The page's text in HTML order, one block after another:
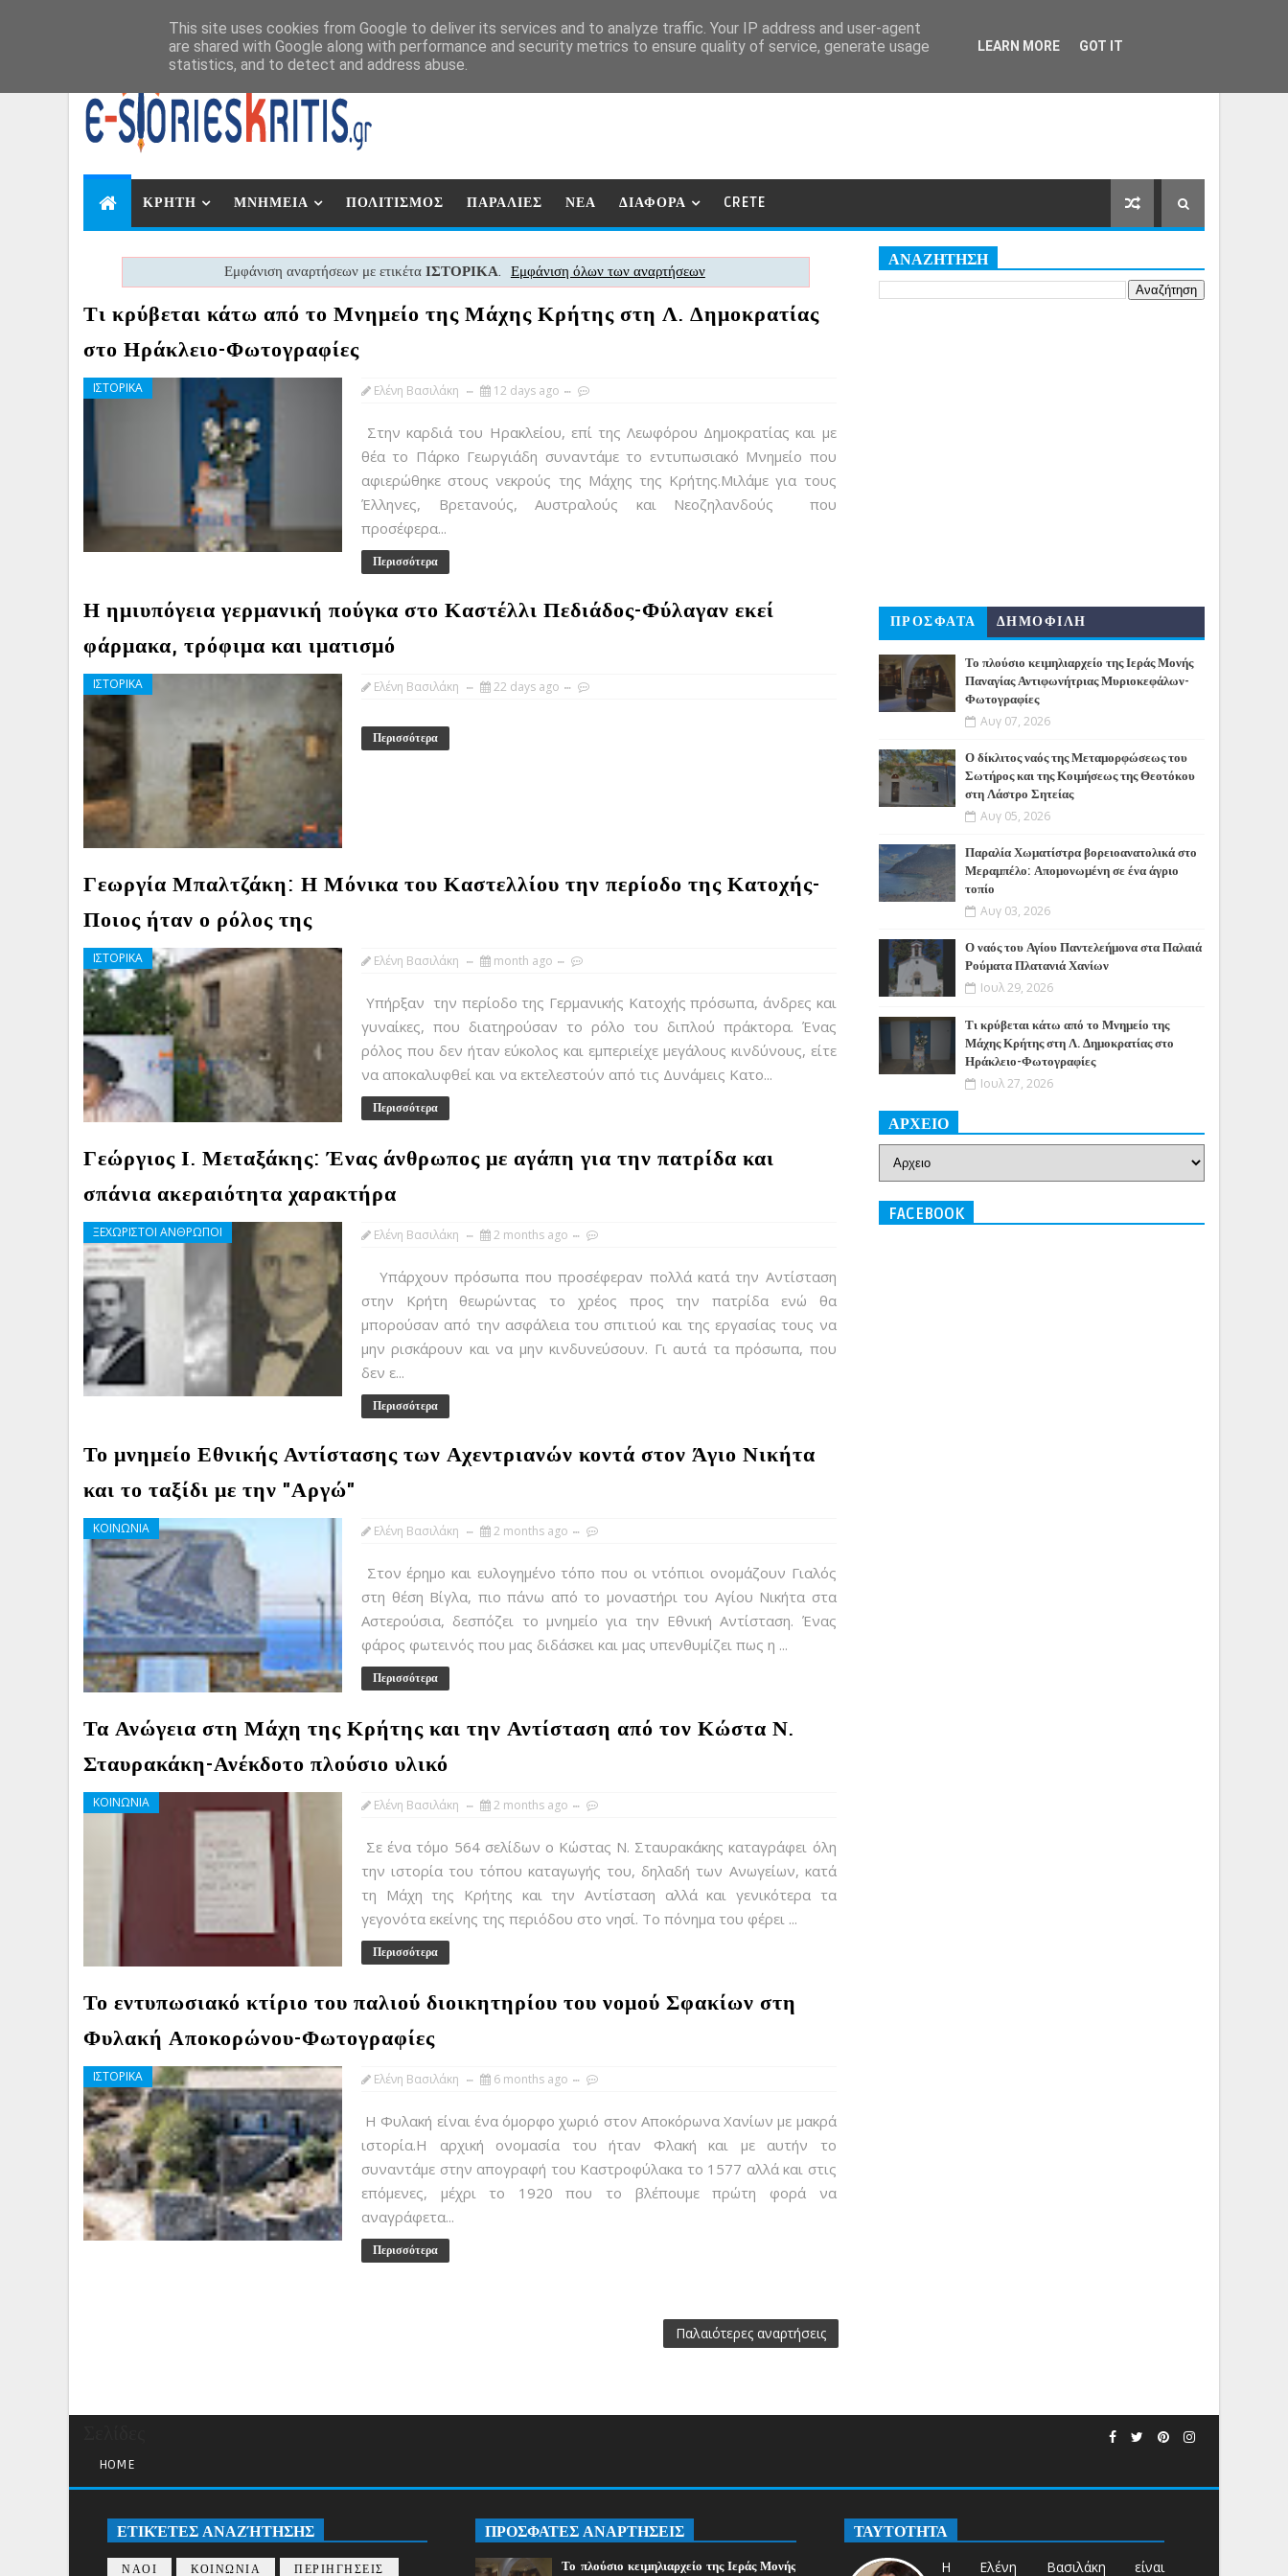
ΚΡΗΤΗ ΜΝΗΜΕΙΑ ΠΟΛΙΤΙΣΜΟΣ ΠΑΡΑΛΙΕΣ ΝΕΑ ΔΙΑΦΟΡΑ CRETE
Εμφάνιση αναρτήσεων με ετικέτα ΙΣΤΟΡΙΚΑ. Εμφάνιση όλων των αναρτήσεων
Τι κρύβεται κάτω από το Μνημείο της Μάχης Κρήτης στη Λ. Δημοκρατίας
στο Ηράκλειο-Φωτογραφίες
ΙΣΤΟΡΙΚΑ Ελένη Βασιλάκη 12 days ago
Στην καρδιά του Ηρακλείου, επί της Λεωφόρου Δημοκρατίας και με
θέα το Πάρκο Γεωργιάδη συναντάμε το εντυπωσιακό Μνημείο που
αφιερώθηκε στους νεκρούς της Μάχης της Κρήτης.Μιλάμε για τους
Έλληνες, Βρετανούς, Αυστραλούς και Νεοζηλανδούς που
προσέφερα...
Περισσότερα
Η ημιυπόγεια γερμανική πούγκα στο Καστέλλι Πεδιάδος-Φύλαγαν εκεί
φάρμακα, τρόφιμα και ιματισμό
ΙΣΤΟΡΙΚΑ Ελένη Βασιλάκη 22 days ago
Περισσότερα
Γεωργία Μπαλτζάκη: Η Μόνικα του Καστελλίου την περίοδο της Κατοχής-
Ποιος ήταν ο ρόλος της
ΙΣΤΟΡΙΚΑ Ελένη Βασιλάκη month ago
Υπήρξαν την περίοδο της Γερμανικής Κατοχής πρόσωπα, άνδρες και
γυναίκες, που διατηρούσαν το ρόλο του διπλού πράκτορα. Ένας
ρόλος που δεν ήταν εύκολος και εμπεριείχε μεγάλους κινδύνους, είτε
να αποκαλυφθεί και να εκτελεστούν από τις Δυνάμεις Κατο...
Περισσότερα
Γεώργιος Ι. Μεταξάκης: Ένας άνθρωπος με αγάπη για την πατρίδα και
σπάνια ακεραιότητα χαρακτήρα
ΞΕΧΩΡΙΣΤΟΙ ΑΝΘΡΩΠΟΙ Ελένη Βασιλάκη 2 months ago
Υπάρχουν πρόσωπα που προσέφεραν πολλά κατά την Αντίσταση
στην Κρήτη θεωρώντας το χρέος προς την πατρίδα ενώ θα
μπορούσαν από την ασφάλεια του σπιτιού και της εργασίας τους να
μην ρισκάρουν και να μην κινδυνεύσουν. Γι αυτά τα πρόσωπα, που
δεν ε...
Περισσότερα
Το μνημείο Εθνικής Αντίστασης των Αχεντριανών κοντά στον Άγιο Νικήτα
και το ταξίδι με την "Αργώ"
ΚΟΙΝΩΝΙΑ Ελένη Βασιλάκη 2 months ago
Στον έρημο και ευλογημένο τόπο που οι ντόπιοι ονομάζουν Γιαλός
στη θέση Βίγλα, πιο πάνω από το μοναστήρι του Αγίου Νικήτα στα
Αστερούσια, δεσπόζει το μνημείο για την Εθνική Αντίσταση. Ένας
φάρος φωτεινός που μας διδάσκει και μας υπενθυμίζει πως η ...
Περισσότερα
Τα Ανώγεια στη Μάχη της Κρήτης και την Αντίσταση από τον Κώστα Ν.
Σταυρακάκη-Ανέκδοτο πλούσιο υλικό
ΚΟΙΝΩΝΙΑ Ελένη Βασιλάκη 2 months ago
Σε ένα τόμο 564 σελίδων ο Κώστας Ν. Σταυρακάκης καταγράφει όλη
την ιστορία του τόπου καταγωγής του, δηλαδή των Ανωγείων, κατά
τη Μάχη της Κρήτης και την Αντίσταση αλλά και γενικότερα τα
γεγονότα εκείνης της περιόδου στο νησί. Το πόνημα του φέρει ...
Περισσότερα
Το εντυπωσιακό κτίριο του παλιού διοικητηρίου του νομού Σφακίων στη
Φυλακή Αποκορώνου-Φωτογραφίες
ΙΣΤΟΡΙΚΑ Ελένη Βασιλάκη 6 months ago
Η Φυλακή είναι ένα όμορφο χωριό στον Αποκόρωνα Χανίων με μακρά
ιστορία.Η αρχική ονομασία του ήταν Φλακή και με αυτήν το
συναντάμε στην απογραφή του Καστροφύλακα το 1577 αλλά και στις
επόμενες, μέχρι το 1920 που το βλέπουμε πρώτη φορά να
αναγράφετα...
Περισσότερα
Παλαιότερες αναρτήσεις
ΑΝΑΖΗΤΗΣΗ
ΠΡΟΣΦΑΤΑ ΔΗΜΟΦΙΛΗ
Το πλούσιο κειμηλιαρχείο της Ιεράς Μονής
Παναγίας Αντιφωνήτριας Μυριοκεφάλων-
Φωτογραφίες
Αυγ 07, 2026
Ο δίκλιτος ναός της Μεταμορφώσεως του
Σωτήρος και της Κοιμήσεως της Θεοτόκου
στη Λάστρο Σητείας
Αυγ 05, 2026
Παραλία Χωματίστρα βορειοανατολικά στο
Μεραμπέλο: Απομονωμένη σε ένα άγριο
τοπίο
Αυγ 03, 2026
Ο ναός του Αγίου Παντελεήμονα στα Παλαιά
Ρούματα Πλατανιά Χανίων
Ιουλ 29, 2026
Τι κρύβεται κάτω από το Μνημείο της
Μάχης Κρήτης στη Λ. Δημοκρατίας στο
Ηράκλειο-Φωτογραφίες
Ιουλ 27, 2026
ΑΡΧΕΙΟ
FACEBOOK
HOME
ΕΤΙΚΈΤΕΣ ΑΝΑΖΉΤΗΣΗΣ
ΝΑΟΙ ΚΟΙΝΩΝΙΑ ΠΕΡΙΗΓΗΣΕΙΣ
ΠΡΟΣΦΑΤΕΣ ΑΝΑΡΤΗΣΕΙΣ
Το πλούσιο κειμηλιαρχείο της Ιεράς Μονής
ΤΑΥΤΟΤΗΤΑ
Η Ελένη Βασιλάκη είναι
This site uses cookies from Google to deliver its services and to analyze traffic. Your IP address and user-agent
are shared with Google along with performance and security metrics to ensure quality of service, generate usage
statistics, and to detect and address abuse.
LEARN MORE GOT IT